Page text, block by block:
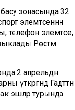
зонасында 32
элемтәсеннән
телефон элемтәсе,
Рөстәм
2 апрельдән
Гадәттән
эшләр турында